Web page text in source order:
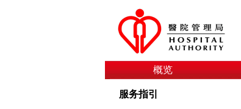
概览
服务指引